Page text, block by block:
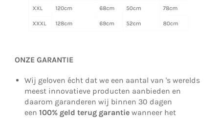
ONZE GARANTIE
Wij geloven écht dat we een aantal van 's werelds
meest innovatieve producten aanbieden en
daarom garanderen wij binnen 30 dagen
een 100% geld terug garantie wanneer het